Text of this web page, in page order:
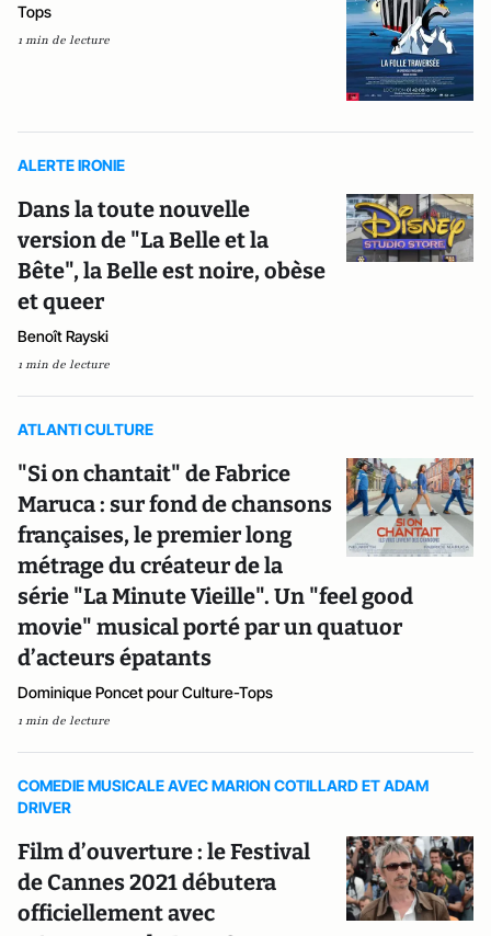
Tops
1 min de lecture
ALERTE IRONIE
Dans la toute nouvelle
version de "La Belle et la
Bête", la Belle est noire, obèse
et queer
Benoît Rayski
1 min de lecture
ATLANTI CULTURE
"Si on chantait" de Fabrice
Maruca : sur fond de chansons
françaises, le premier long
métrage du créateur de la
série "La Minute Vieille". Un "feel good
movie" musical porté par un quatuor
d’acteurs épatants
Dominique Poncet pour Culture-Tops
1 min de lecture
COMEDIE MUSICALE AVEC MARION COTILLARD ET ADAM
DRIVER
Film d’ouverture : le Festival
de Cannes 2021 débutera
officiellement avec